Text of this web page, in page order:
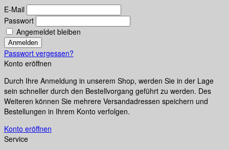
E-Mail
Passwort
Angemeldet bleiben
Anmelden
Passwort vergessen?
Konto eröffnen
Durch Ihre Anmeldung in unserem Shop, werden Sie in der Lage
sein schneller durch den Bestellvorgang geführt zu werden. Des
Weiteren können Sie mehrere Versandadressen speichern und
Bestellungen in Ihrem Konto verfolgen.
Konto eröffnen
Service